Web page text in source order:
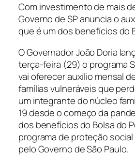
Com investimento de mais
Governo de SP anuncia o
que é um dos benefícios do
O Governador João Doria
terça-feira (29) o programa
vai oferecer auxílio mensal
famílias vulneráveis que
um integrante do núcleo
19 desde o começo da
dos benefícios do Bolsa do
programa de proteção
pelo Governo de São Paulo.